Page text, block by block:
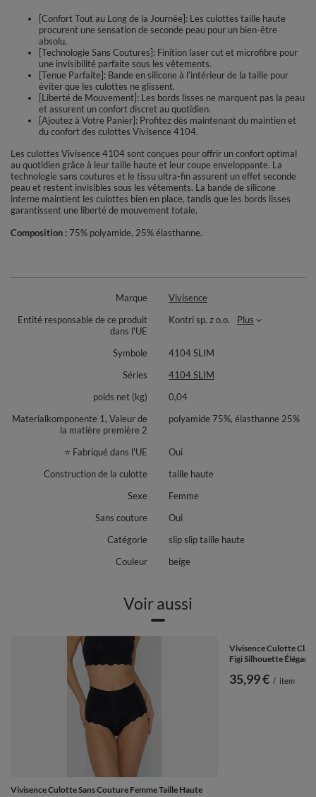
[Confort Tout au Long de la Journée]: Les culottes taille haute
procurent une sensation de seconde peau pour un bien-être
absolu.
[Technologie Sans Coutures]: Finition laser cut et microfibre pour
une invisibilité parfaite sous les vêtements.
[Tenue Parfaite]: Bande en silicone à l’intérieur de la taille pour
éviter que les culottes ne glissent.
[Liberté de Mouvement]: Les bords lisses ne marquent pas la peau
et assurent un confort discret au quotidien.
[Ajoutez à Votre Panier]: Profitez dès maintenant du maintien et
du confort des culottes Vivisence 4104.
Les culottes Vivisence 4104 sont conçues pour offrir un confort optimal
au quotidien grâce à leur taille haute et leur coupe enveloppante. La
technologie sans coutures et le tissu ultra-fin assurent un effet seconde
peau et restent invisibles sous les vêtements. La bande de silicone
interne maintient les culottes bien en place, tandis que les bords lisses
garantissent une liberté de mouvement totale.
Composition :75% polyamide, 25% élasthanne.
Marque
Vivisence
Entité responsable de ce produit
dans l'UE
Kontri sp. z o.o. Plus
Symbole
4104 SLIM
Séries
4104 SLIM
poids net (kg)
0,04
Materialkomponente 1, Valeur de
la matière première 2
polyamide 75%, élasthanne 25%
⭐ Fabriqué dans l'UE
Oui
Construction de la culotte
taille haute
Sexe
Femme
Sans couture
Oui
Catégorie
slip slip taille haute
Couleur
beige
Voir aussi
Vivisence Culotte Sans Couture Femme Taille Haute
Vivisence Culotte
Figi Silhouette
35,99 € / item